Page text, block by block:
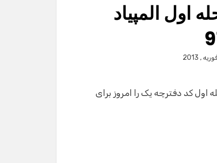
اول المپیاد
اول کد دفترچه یک را امروز برای